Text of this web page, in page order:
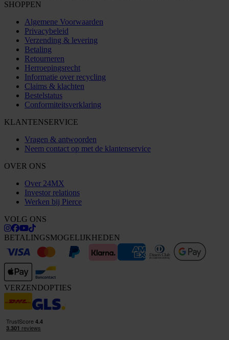
SHOPPEN
Algemene Voorwaarden
Privacybeleid
Verzending & levering
Betaling
Retourneren
Herroepingsrecht
Informatie over recycling
Claims & klachten
Bestelstatus
Conformiteitsverklaring
KLANTENSERVICE
Vragen & antwoorden
Neem contact op met de klantenservice
OVER ONS
Over 24MX
Investor relations
Werken bij Pierce
VOLG ONS
BETALINGSMOGELIJKHEDEN
VERZENDOPTIES